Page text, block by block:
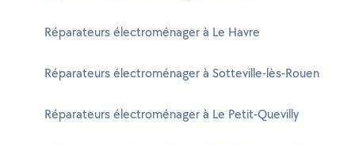
Réparateurs électroménager à Le Havre
Réparateurs électroménager à Sotteville-lès-Rouen
Réparateurs électroménager à Le Petit-Quevilly